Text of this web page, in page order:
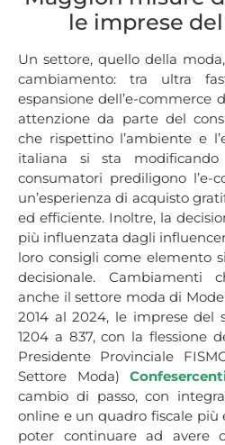
le imprese
Un settore, quello della
cambiamento: tra ultra
espansione dell’e-commerce
attenzione da parte del
che rispettino l’ambiente e
italiana si sta modificando
consumatori prediligono l’e-
un’esperienza di acquisto
ed efficiente. Inoltre, la
più influenzata dagli
loro consigli come elemento
decisionale. Cambiamenti
anche il settore moda di
2014 al 2024, le imprese del
1204 a 837, con la flessione
Presidente Provinciale
Settore Moda)
cambio di passo, con
online e un quadro fiscale più
poter continuare ad avere